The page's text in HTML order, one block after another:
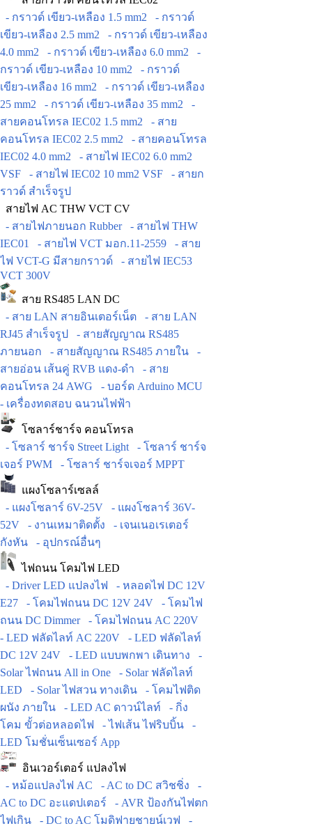
- กราวด์ เขียว-เหลือง 1.5 mm2
- กราวด์
เขียว-เหลือง 2.5 mm2
- กราวด์ เขียว-เหลือง
4.0 mm2
- กราวด์ เขียว-เหลือง 6.0 mm2
-
กราวด์ เขียว-เหลือง 10 mm2
- กราวด์
เขียว-เหลือง 16 mm2
- กราวด์ เขียว-เหลือง
25 mm2
- กราวด์ เขียว-เหลือง 35 mm2
-
สายคอนโทรล IEC02 1.5 mm2
- สาย
คอนโทรล IEC02 2.5 mm2
- สายคอนโทรล
IEC02 4.0 mm2
- สายไฟ IEC02 6.0 mm2
VSF
- สายไฟ IEC02 10 mm2 VSF
- สายก
ราวด์ สำเร็จรูป
สายไฟ AC THW VCT CV
- สายไฟภายนอก Rubber
- สายไฟ THW
IEC01
- สายไฟ VCT มอก.11-2559
- สาย
ไฟ VCT-G มีสายกราวด์
- สายไฟ IEC53
VCT 300V
สาย RS485 LAN DC
- สาย LAN สายอินเตอร์เน็ต
- สาย LAN
RJ45 สำเร็จรูป
- สายสัญญาณ RS485
ภายนอก
- สายสัญญาณ RS485 ภายใน
-
สายอ่อน เส้นคู่ RVB แดง-ดำ
- สาย
คอนโทรล 24 AWG
- บอร์ด Arduino MCU
- เครื่องทดสอบ ฉนวนไฟฟ้า
โซลาร์ชาร์จ คอนโทรล
- โซลาร์ ชาร์จ Street Light
- โซลาร์ ชาร์จ
เจอร์ PWM
- โซลาร์ ชาร์จเจอร์ MPPT
แผงโซลาร์เซลล์
- แผงโซลาร์ 6V-25V
- แผงโซลาร์ 36V-
52V
- งานเหมาติดตั้ง
- เจนเนอเรเตอร์
กังหัน
- อุปกรณ์อื่นๆ
ไฟถนน โคมไฟ LED
- Driver LED แปลงไฟ
- หลอดไฟ DC 12V
E27
- โคมไฟถนน DC 12V 24V
- โคมไฟ
ถนน DC Dimmer
- โคมไฟถนน AC 220V
- LED ฟลัดไลท์ AC 220V
- LED ฟลัดไลท์
DC 12V 24V
- LED แบบพกพา เดินทาง
-
Solar ไฟถนน All in One
- Solar ฟลัดไลท์
LED
- Solar ไฟสวน ทางเดิน
- โคมไฟติด
ผนัง ภายใน
- LED AC ดาวน์ไลท์
- กิ่ง
โคม ขั้วต่อหลอดไฟ
- ไฟเส้น ไฟริบบิ้น
-
LED โมชั่นเซ็นเซอร์ App
อินเวอร์เตอร์ แปลงไฟ
- หม้อแปลงไฟ AC
- AC to DC สวิชชิ่ง
-
AC to DC อะแดปเตอร์
- AVR ป้องกันไฟตก
ไฟเกิน
- DC to AC โมดิฟายชายน์เวฟ -